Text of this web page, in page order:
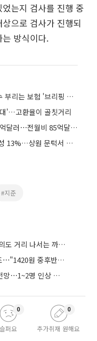
는지 검사를 진행 중
으로 검사가 진행되
방식이다.
“나 대기업 상무인데…” 사칭 꼼수 부리는 보험 '브리핑 영업' 주의보
'…고환율이 골칫거리
증시 활황 속 국내 외화예금 1106억달러⋯전월비 85억달러 늘며 반등
美 클래리티 법안 연내 통과 가능성 13%…상원 문턱서 제동
#지준
'국책은행 3사' 직원들, 다음주 여의도 거리 나서는 까닭은
호르무즈발 유가 상승에 투심 난조⋯"1420원 중후반 등락"
우리금융硏 "8월 기준금리 동결 전망⋯1~2명 인상 소수의견 낼 것"
슬퍼요
0
추가취재 원해요
0